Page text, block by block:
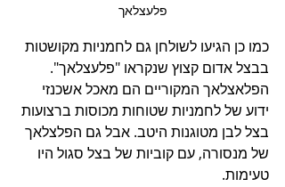
פלעצלאך
כמו כן הגיעו לשולחן גם לחמניות מקושטות
בבצל אדום קצוץ שנקראו "פלעצלאך".
הפלאצלאך המקוריים הם מאכל אשכנזי
ידוע של לחמניות שטוחות מכוסות ברצועות
בצל לבן מטוגנות היטב. אבל גם הפלצלאך
של מנסורה, עם קוביות של בצל סגול היו
טעימות.